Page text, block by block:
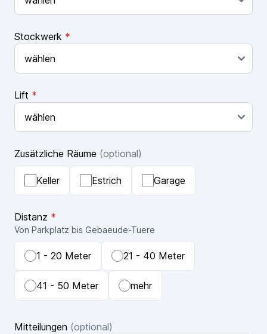
Stockwerk *
Lift *
Zusätzliche Räume (optional)
Keller Estrich Garage
Distanz *
Von Parkplatz bis Gebaeude-Tuere
1 - 20 Meter 21 - 40 Meter
41 - 50 Meter mehr
Mitteilungen (optional)